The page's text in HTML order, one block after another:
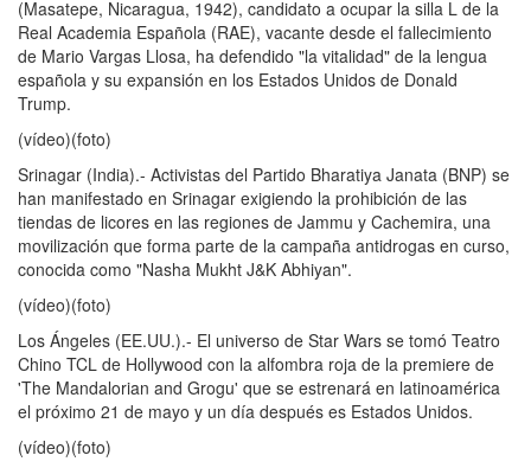
(Masatepe, Nicaragua, 1942), candidato a ocupar la silla L de la
Real Academia Española (RAE), vacante desde el fallecimiento
de Mario Vargas Llosa, ha defendido "la vitalidad" de la lengua
española y su expansión en los Estados Unidos de Donald
Trump.
(vídeo)(foto)
Srinagar (India).- Activistas del Partido Bharatiya Janata (BNP) se
han manifestado en Srinagar exigiendo la prohibición de las
tiendas de licores en las regiones de Jammu y Cachemira, una
movilización que forma parte de la campaña antidrogas en curso,
conocida como "Nasha Mukht J&K Abhiyan".
(vídeo)(foto)
Los Ángeles (EE.UU.).- El universo de Star Wars se tomó Teatro
Chino TCL de Hollywood con la alfombra roja de la premiere de
'The Mandalorian and Grogu' que se estrenará en latinoamérica
el próximo 21 de mayo y un día después es Estados Unidos.
(vídeo)(foto)